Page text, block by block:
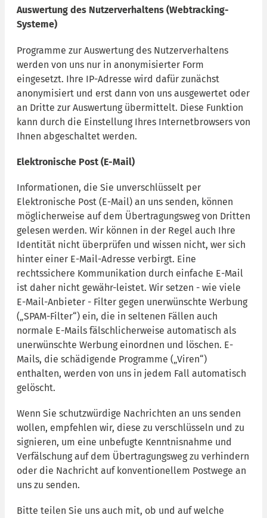
Auswertung des Nutzerverhaltens (Webtracking-
Systeme)
Programme zur Auswertung des Nutzerverhaltens
werden von uns nur in anonymisierter Form
eingesetzt. Ihre IP-Adresse wird dafür zunächst
anonymisiert und erst dann von uns ausgewertet oder
an Dritte zur Auswertung übermittelt. Diese Funktion
kann durch die Einstellung Ihres Internetbrowsers von
Ihnen abgeschaltet werden.
Elektronische Post (E-Mail)
Informationen, die Sie unverschlüsselt per
Elektronische Post (E-Mail) an uns senden, können
möglicherweise auf dem Übertragungsweg von Dritten
gelesen werden. Wir können in der Regel auch Ihre
Identität nicht überprüfen und wissen nicht, wer sich
hinter einer E-Mail-Adresse verbirgt. Eine
rechtssichere Kommunikation durch einfache E-Mail
ist daher nicht gewähr-leistet. Wir setzen - wie viele
E-Mail-Anbieter - Filter gegen unerwünschte Werbung
(„SPAM-Filter“) ein, die in seltenen Fällen auch
normale E-Mails fälschlicherweise automatisch als
unerwünschte Werbung einordnen und löschen. E-
Mails, die schädigende Programme („Viren“)
enthalten, werden von uns in jedem Fall automatisch
gelöscht.
Wenn Sie schutzwürdige Nachrichten an uns senden
wollen, empfehlen wir, diese zu verschlüsseln und zu
signieren, um eine unbefugte Kenntnisnahme und
Verfälschung auf dem Übertragungsweg zu verhindern
oder die Nachricht auf konventionellem Postwege an
uns zu senden.
Bitte teilen Sie uns auch mit, ob und auf welche